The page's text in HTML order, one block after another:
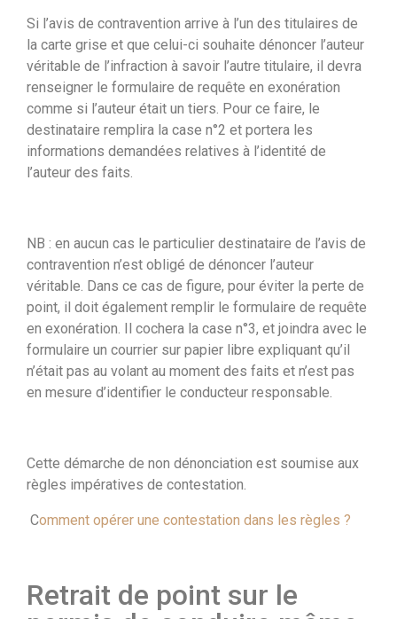
Si l’avis de contravention arrive à l’un des titulaires de
la carte grise et que celui-ci souhaite dénoncer l’auteur
véritable de l’infraction à savoir l’autre titulaire, il devra
renseigner le formulaire de requête en exonération
comme si l’auteur était un tiers. Pour ce faire, le
destinataire remplira la case n°2 et portera les
informations demandées relatives à l’identité de
l’auteur des faits.
NB : en aucun cas le particulier destinataire de l’avis de
contravention n’est obligé de dénoncer l’auteur
véritable. Dans ce cas de figure, pour éviter la perte de
point, il doit également remplir le formulaire de requête
en exonération. Il cochera la case n°3, et joindra avec le
formulaire un courrier sur papier libre expliquant qu’il
n’était pas au volant au moment des faits et n’est pas
en mesure d’identifier le conducteur responsable.
Cette démarche de non dénonciation est soumise aux
règles impératives de contestation.
Comment opérer une contestation dans les règles ?
Retrait de point sur le